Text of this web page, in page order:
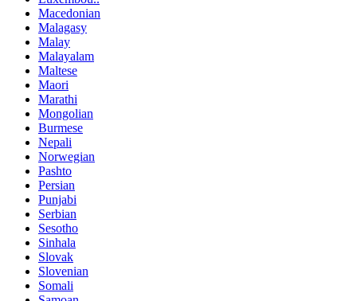
Macedonian
Malagasy
Malay
Malayalam
Maltese
Maori
Marathi
Mongolian
Burmese
Nepali
Norwegian
Pashto
Persian
Punjabi
Serbian
Sesotho
Sinhala
Slovak
Slovenian
Somali